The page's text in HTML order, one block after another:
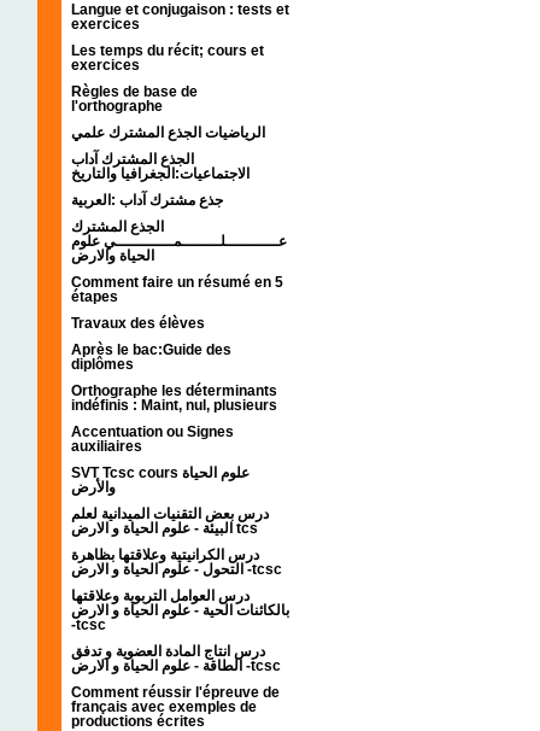
Langue et conjugaison : tests et
exercices
Les temps du récit; cours et
exercices
Règles de base de
l'orthographe
الرياضيات الجذع المشترك علمي
الجذع المشترك آداب
الاجتماعيات:الجغرافيا والتاريخ
جذع مشترك آداب :العربية
الجذع المشترك
عـــــــــــلــــــــمــــــــــــي علوم
الحياة والارض
Comment faire un résumé en 5
étapes
Travaux des élèves
Après le bac:Guide des
diplômes
Orthographe les déterminants
indéfinis : Maint, nul, plusieurs
Accentuation ou Signes
auxiliaires
SVT Tcsc cours علوم الحياة
والأرض
درس بعض التقنيات الميدانية لعلم
البيئة - علوم الحياة و الارض tcs
درس الكرانيتية وعلاقتها بظاهرة
التحول - علوم الحياة و الارض -tcsc
درس العوامل التربوية وعلاقتها
بالكائنات الحية - علوم الحياة و الارض
-tcsc
درس انتاج المادة العضوية و تدفق
الطاقة - علوم الحياة و الارض -tcsc
Comment réussir l'épreuve de
français avec exemples de
productions écrites